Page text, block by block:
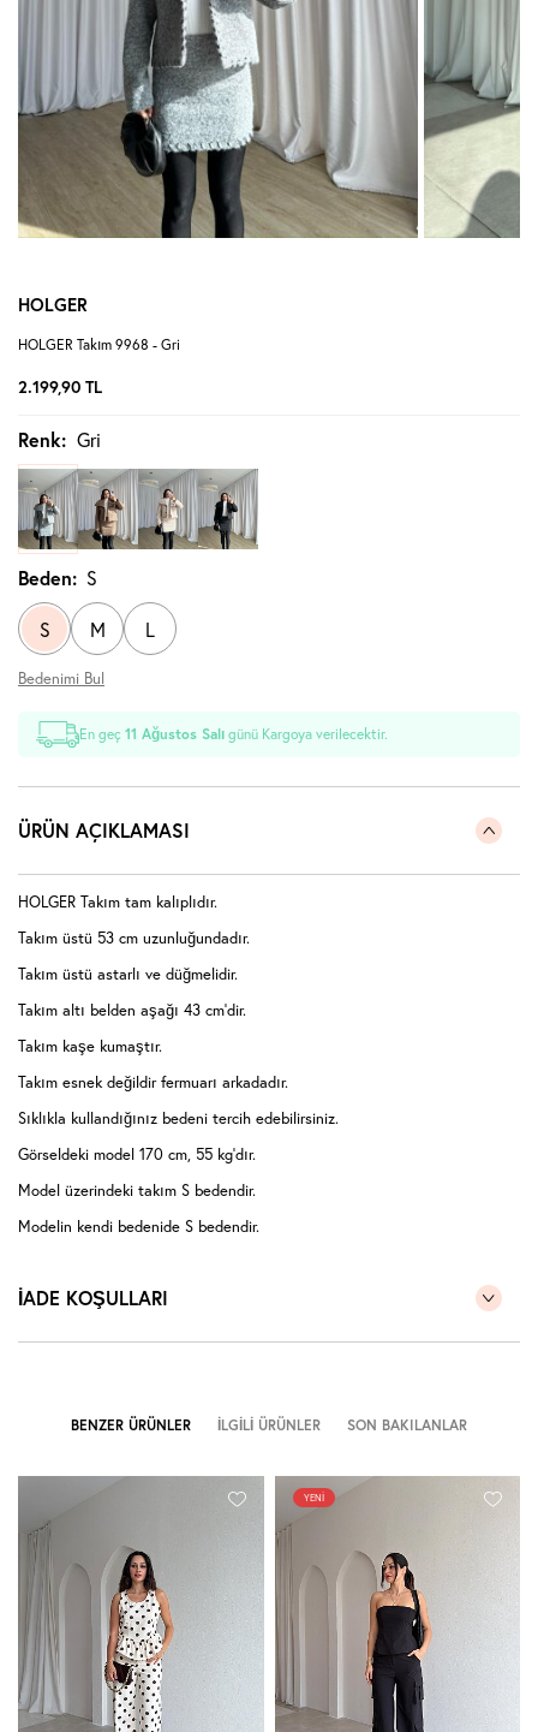
HOLGER
HOLGER Takım 9968 - Gri
2.199,90 TL
Renk: Gri
Beden: S
S M L
Bedenimi Bul
En geç11 Ağustos Salı günü Kargoya verilecektir.
ÜRÜN AÇIKLAMASI
HOLGER Takım tam kalıplıdır.
Takım üstü 53 cm uzunluğundadır.
Takım üstü astarlı ve düğmelidir.
Takım altı belden aşağı 43 cm'dir.
Takım kaşe kumaştır.
Takım esnek değildir fermuarı arkadadır.
Sıklıkla kullandığınız bedeni tercih edebilirsiniz.
Görseldeki model 170 cm, 55 kg'dır.
Model üzerindeki takım S bedendir.
Modelin kendi bedenide S bedendir.
İADE KOŞULLARI
BENZER ÜRÜNLER İLGILI ÜRÜNLER SON BAKILANLAR
YENI